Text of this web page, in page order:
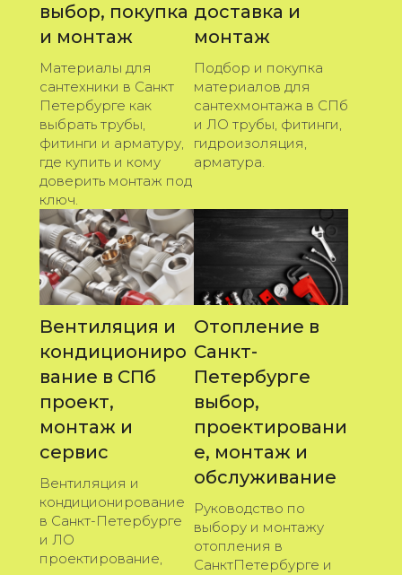
выбор, покупка
и монтаж
Материалы для
сантехники в Санкт
Петербурге как
выбрать трубы,
фитинги и арматуру,
где купить и кому
доверить монтаж под
ключ.
доставка и
монтаж
Подбор и покупка
материалов для
сантехмонтажа в СПб
и ЛО трубы, фитинги,
гидроизоляция,
арматура.
Вентиляция и
кондициониро
вание в СПб
проект,
монтаж и
сервис
Вентиляция и
кондиционирование
в Санкт-Петербурге
и ЛО
проектирование,
Отопление в
Санкт-
Петербурге
выбор,
проектировани
е, монтаж и
обслуживание
Руководство по
выбору и монтажу
отопления в
СанктПетербурге и